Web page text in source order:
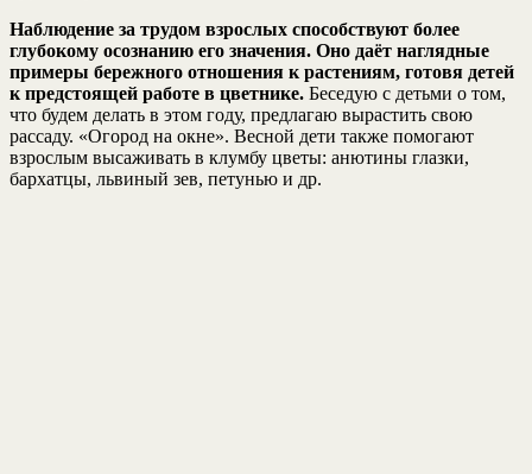
Наблюдение за трудом взрослых способствуют более
глубокому осознанию его значения. Оно даёт наглядные
примеры бережного отношения к растениям, готовя детей
к предстоящей работе в цветнике. Беседую с детьми о том,
что будем делать в этом году, предлагаю вырастить свою
рассаду. «Огород на окне». Весной дети также помогают
взрослым высаживать в клумбу цветы: анютины глазки,
бархатцы, львиный зев, петунью и др.